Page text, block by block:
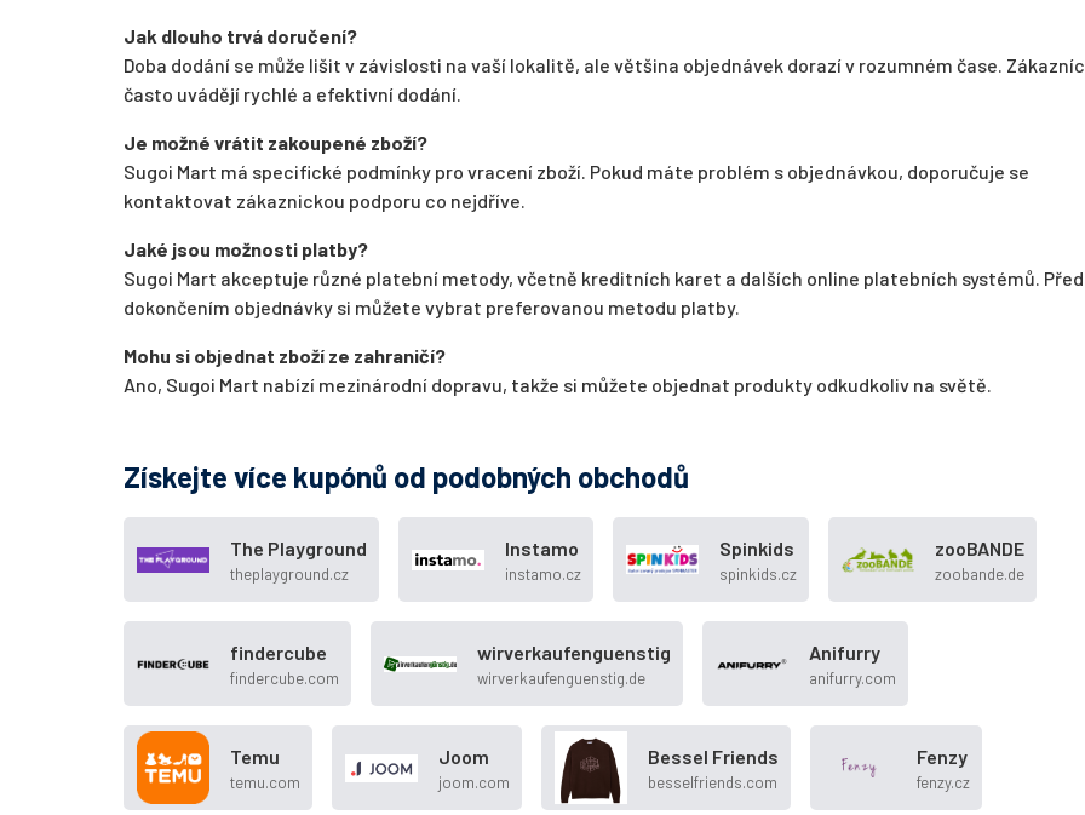
Jak dlouho trvá doručení?
Doba dodání se může lišit v závislosti na vaší lokalitě, ale většina objednávek dorazí v rozumném čase.
často uvádějí rychlé a efektivní dodání.
Je možné vrátit zakoupené zboží?
Sugoi Mart má specifické podmínky pro vracení zboží. Pokud máte problém s objednávkou, doporučuje se
kontaktovat zákaznickou podporu co nejdříve.
Jaké jsou možnosti platby?
Sugoi Mart akceptuje různé platební metody, včetně kreditních karet a dalších online platebních systémů. Před
dokončením objednávky si můžete vybrat preferovanou metodu platby.
Mohu si objednat zboží ze zahraničí?
Ano, Sugoi Mart nabízí mezinárodní dopravu, takže si můžete objednat produkty odkudkoliv na světě.
Získejte více kupónů od podobných obchodů
The Playground
theplayground.cz
Instamo
instamo.cz
Spinkids
spinkids.cz
zooBANDE
zoobande.de
findercube
findercube.com
wirverkaufenguenstig
wirverkaufenguenstig.de
Anifurry
anifurry.com
Temu
temu.com
Joom
joom.com
Bessel Friends
besselfriends.com
Fenzy
fenzy.cz